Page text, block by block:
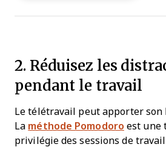
2. Réduisez les
pendant le travail
Le télétravail peut apporter son
La méthode Pomodoro est une
privilégie des sessions de